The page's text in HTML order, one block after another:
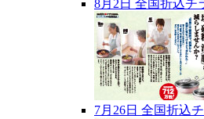
8月2日 全国折込チ
7月26日 全国折込